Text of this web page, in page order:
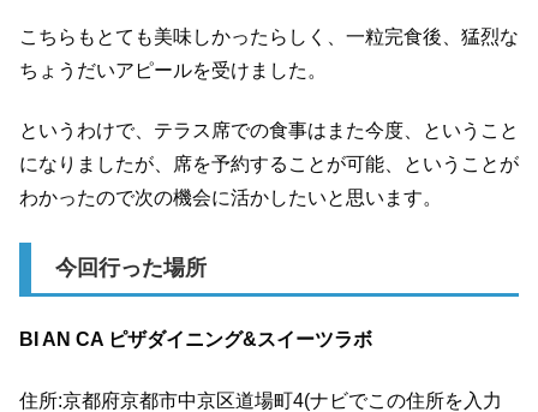
こちらもとても美味しかったらしく、一粒完食後、猛烈な
ちょうだいアピールを受けました。
というわけで、テラス席での食事はまた今度、ということ
になりましたが、席を予約することが可能、ということが
わかったので次の機会に活かしたいと思います。
今回行った場所
BI AN CA ピザダイニング&スイーツラボ
住所:京都府京都市中京区道場町4(ナビでこの住所を入力